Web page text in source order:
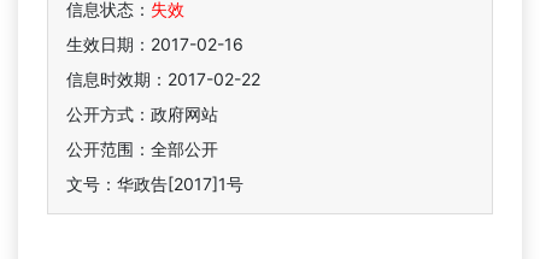
信息状态： 失效
生效日期：2017-02-16
信息时效期： 2017-02-22
公开方式：政府网站
公开范围：全部公开
文号：华政告[2017]1号